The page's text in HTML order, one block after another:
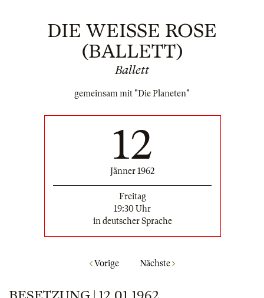
DIE WEISSE ROSE (
BALLETT)
Ballett
gemeinsam mit "Die Planeten"
12
Jänner 1962
Freitag
19:30 Uhr
in deutscher Sprache
Vorige Nächste